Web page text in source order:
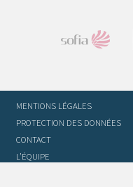
MENTIONS LÉGALES
PROTECTION DES DONNÉES
CONTACT
L’ÉQUIPE